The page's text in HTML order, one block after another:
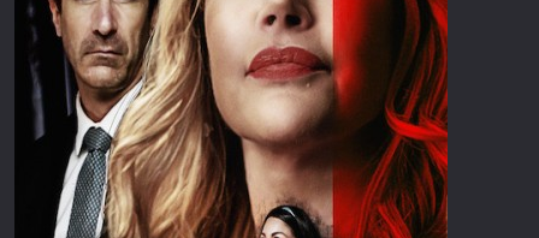
Καταστροφής
Κλασσικές